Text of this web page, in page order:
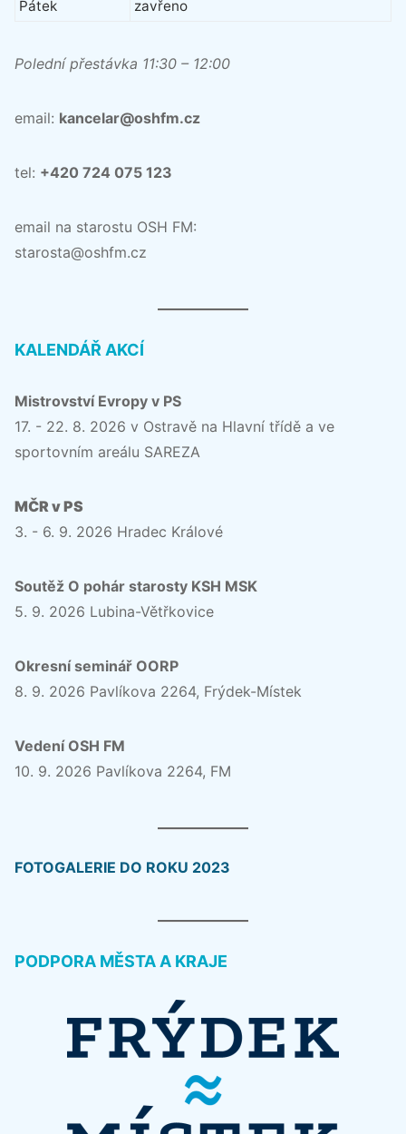
Pátek zavřeno
Polední přestávka 11:30 – 12:00
email: kancelar@oshfm.cz
tel: +420 724 075 123
email na starostu OSH FM:
starosta@oshfm.cz
KALENDÁŘ AKCÍ
Mistrovství Evropy v PS
17. - 22. 8. 2026 v Ostravě na Hlavní třídě a ve
sportovním areálu SAREZA
MČR v PS
3. - 6. 9. 2026 Hradec Králové
Soutěž O pohár starosty KSH MSK
5. 9. 2026 Lubina-Větřkovice
Okresní seminář OORP
8. 9. 2026 Pavlíkova 2264, Frýdek-Místek
Vedení OSH FM
10. 9. 2026 Pavlíkova 2264, FM
FOTOGALERIE DO ROKU 2023
PODPORA MĚSTA A KRAJE